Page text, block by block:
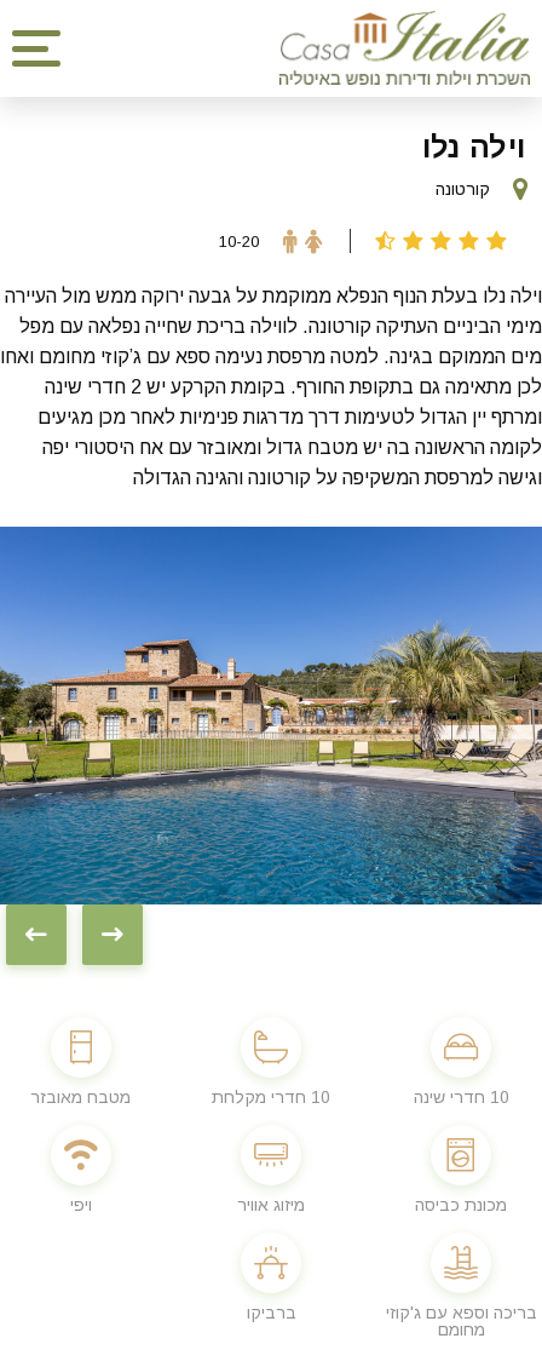
וילה נלו
10-20
קורטונה
וילה נלו בעלת הנוף הנפלא ממוקמת על גבעה ירוקה ממש מול העיירה
מימי הביניים העתיקה קורטונה. לווילה בריכת שחייה נפלאה עם מפל
מים הממוקם בגינה. למטה מרפסת נעימה ספא עם ג’קוזי מחומם ואחו
לכן מתאימה גם בתקופת החורף. בקומת הקרקע יש 2 חדרי שינה
ומרתף יין הגדול לטעימות דרך מדרגות פנימיות לאחר מכן מגיעים
לקומה הראשונה בה יש מטבח גדול ומאובזר עם אח היסטורי יפה
וגישה למרפסת המשקיפה על קורטונה והגינה הגדולה
10 חדרי שינה 10 חדרי מקלחת מטבח מאובזר
מכונת כביסה מיזוג אוויר ויפי
בריכה וספא עם ג'קוזי
מחומם
ברביקו